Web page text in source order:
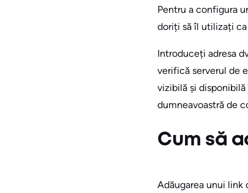
Pentru a configura
doriți să îl utilizați
Introduceți adresa
verifică serverul de
vizibilă și
dumneavoastră de
Cum să
Adăugarea unui link